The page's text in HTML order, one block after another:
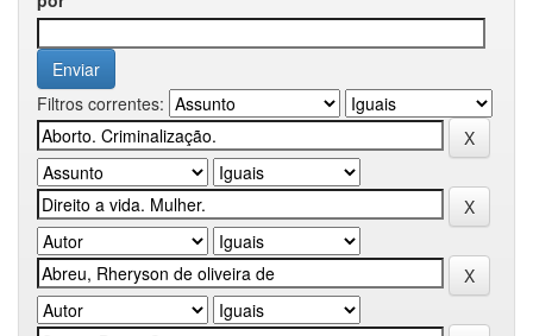
Filtros correntes: